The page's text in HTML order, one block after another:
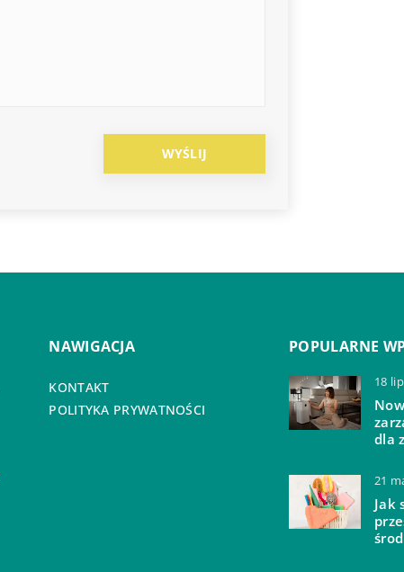
NAWIGACJA
KONTAKT
POLITYKA PRYWATNOŚCI
POPULARNE
18
dla
21
Jak